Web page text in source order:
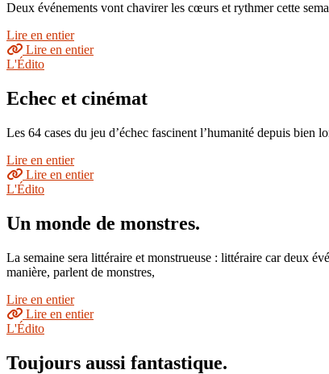
Deux événements vont chavirer les cœurs et rythmer cette
Lire en entier
Lire en entier
L'Édito
Echec et cinémat
Les 64 cases du jeu d’échec fascinent l’humanité depuis
Lire en entier
Lire en entier
L'Édito
Un monde de monstres.
La semaine sera littéraire et monstrueuse : littéraire car deux
manière, parlent de monstres,
Lire en entier
Lire en entier
L'Édito
Toujours aussi fantastique.